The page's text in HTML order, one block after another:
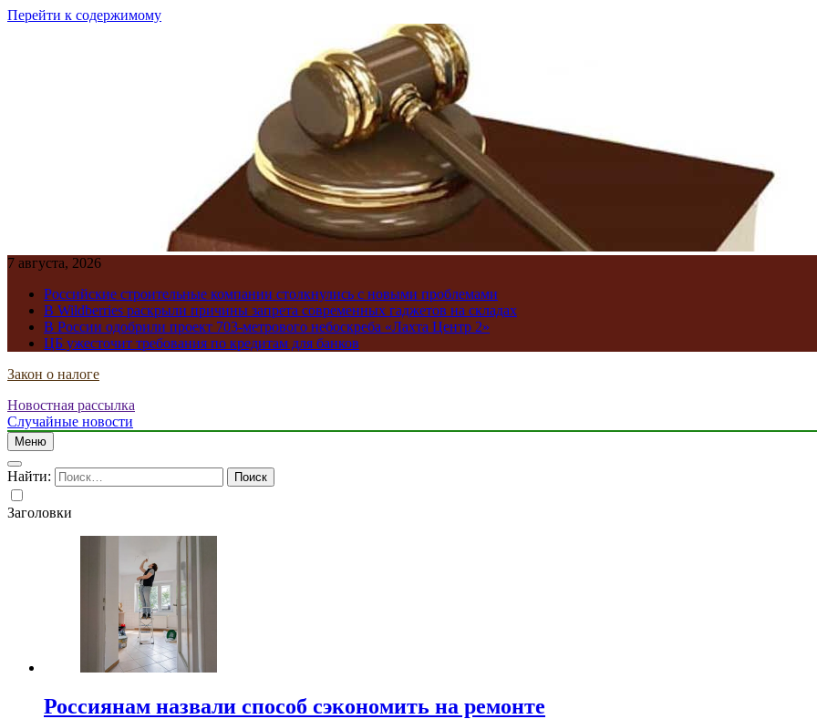
Перейти к содержимому
7 августа, 2026
Российские строительные компании столкнулись с новыми проблемами
В Wildberries раскрыли причины запрета современных гаджетов на складах
В России одобрили проект 703-метрового небоскреба «Лахта Центр 2»
ЦБ ужесточит требования по кредитам для банков
Закон о налоге
Новостная рассылка
Случайные новости
Меню
Найти:
Заголовки
Россиянам назвали способ сэкономить на ремонте